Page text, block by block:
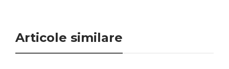
Articole similare